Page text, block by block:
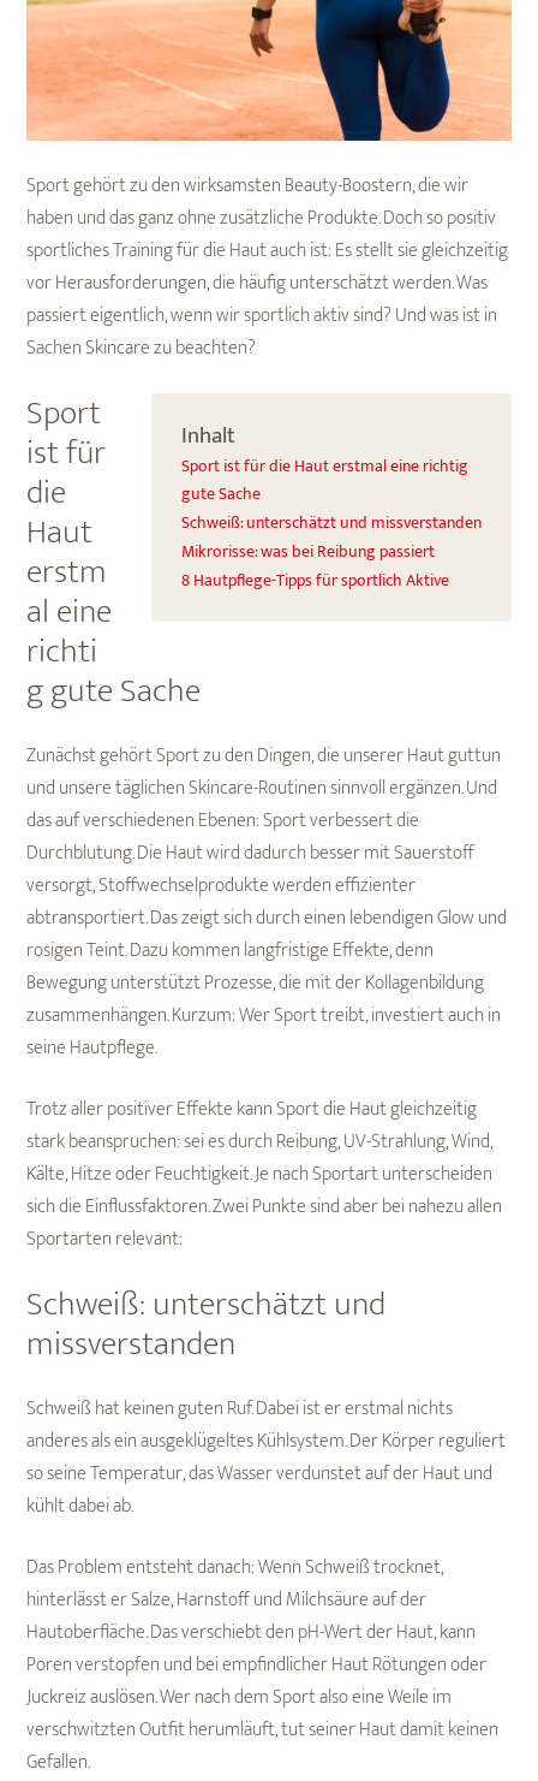
Sport gehört zu den wirksamsten Beauty-Boostern, die wir
haben und das ganz ohne zusätzliche Produkte. Doch so positiv
sportliches Training für die Haut auch ist: Es stellt sie gleichzeitig
vor Herausforderungen, die häufig unterschätzt werden. Was
passiert eigentlich, wenn wir sportlich aktiv sind? Und was ist in
Sachen Skincare zu beachten?
Inhalt
Sport ist für die Haut erstmal eine richtig
gute Sache
Schweiß: unterschätzt und missverstanden
Mikrorisse: was bei Reibung passiert
8 Hautpflege-Tipps für sportlich Aktive
Sport
ist für
die
Haut
erstm
al eine
richti
g gute Sache
Zunächst gehört Sport zu den Dingen, die unserer Haut guttun
und unsere täglichen Skincare-Routinen sinnvoll ergänzen. Und
das auf verschiedenen Ebenen: Sport verbessert die
Durchblutung. Die Haut wird dadurch besser mit Sauerstoff
versorgt, Stoffwechselprodukte werden effizienter
abtransportiert. Das zeigt sich durch einen lebendigen Glow und
rosigen Teint. Dazu kommen langfristige Effekte, denn
Bewegung unterstützt Prozesse, die mit der Kollagenbildung
zusammenhängen. Kurzum: Wer Sport treibt, investiert auch in
seine Hautpflege.
Trotz aller positiver Effekte kann Sport die Haut gleichzeitig
stark beanspruchen: sei es durch Reibung, UV-Strahlung, Wind,
Kälte, Hitze oder Feuchtigkeit. Je nach Sportart unterscheiden
sich die Einflussfaktoren. Zwei Punkte sind aber bei nahezu allen
Sportarten relevant:
Schweiß: unterschätzt und
missverstanden
Schweiß hat keinen guten Ruf. Dabei ist er erstmal nichts
anderes als ein ausgeklügeltes Kühlsystem. Der Körper reguliert
so seine Temperatur, das Wasser verdunstet auf der Haut und
kühlt dabei ab.
Das Problem entsteht danach: Wenn Schweiß trocknet,
hinterlässt er Salze, Harnstoff und Milchsäure auf der
Hautoberfläche. Das verschiebt den pH-Wert der Haut, kann
Poren verstopfen und bei empfindlicher Haut Rötungen oder
Juckreiz auslösen. Wer nach dem Sport also eine Weile im
verschwitzten Outfit herumläuft, tut seiner Haut damit keinen
Gefallen.